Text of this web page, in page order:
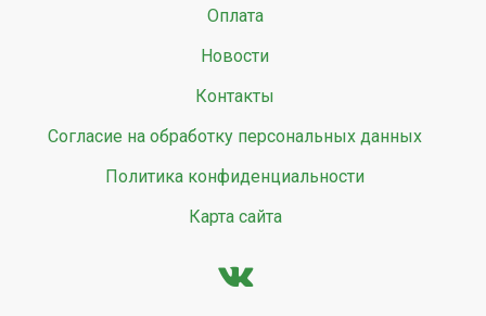
Оплата
Новости
Контакты
Согласие на обработку персональных данных
Политика конфиденциальности
Карта сайта